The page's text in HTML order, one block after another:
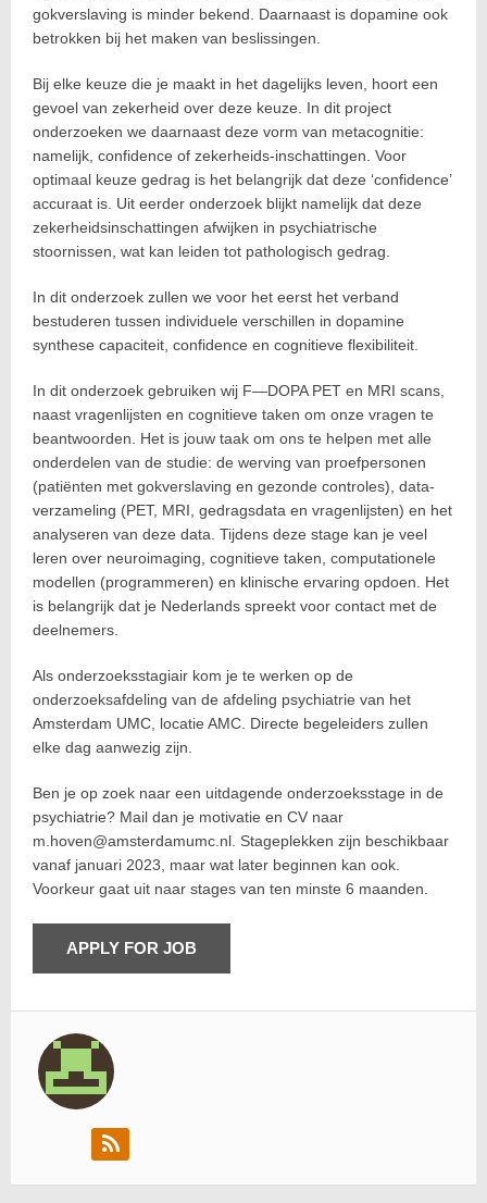
gokverslaving is minder bekend. Daarnaast is dopamine ook
betrokken bij het maken van beslissingen.
Bij elke keuze die je maakt in het dagelijks leven, hoort een
gevoel van zekerheid over deze keuze. In dit project
onderzoeken we daarnaast deze vorm van metacognitie:
namelijk, confidence of zekerheids-inschattingen. Voor
optimaal keuze gedrag is het belangrijk dat deze ‘confidence’
accuraat is. Uit eerder onderzoek blijkt namelijk dat deze
zekerheidsinschattingen afwijken in psychiatrische
stoornissen, wat kan leiden tot pathologisch gedrag.
In dit onderzoek zullen we voor het eerst het verband
bestuderen tussen individuele verschillen in dopamine
synthese capaciteit, confidence en cognitieve flexibiliteit.
In dit onderzoek gebruiken wij F—DOPA PET en MRI scans,
naast vragenlijsten en cognitieve taken om onze vragen te
beantwoorden. Het is jouw taak om ons te helpen met alle
onderdelen van de studie: de werving van proefpersonen
(patiënten met gokverslaving en gezonde controles), data-
verzameling (PET, MRI, gedragsdata en vragenlijsten) en het
analyseren van deze data. Tijdens deze stage kan je veel
leren over neuroimaging, cognitieve taken, computationele
modellen (programmeren) en klinische ervaring opdoen. Het
is belangrijk dat je Nederlands spreekt voor contact met de
deelnemers.
Als onderzoeksstagiair kom je te werken op de
onderzoeksafdeling van de afdeling psychiatrie van het
Amsterdam UMC, locatie AMC. Directe begeleiders zullen
elke dag aanwezig zijn.
Ben je op zoek naar een uitdagende onderzoeksstage in de
psychiatrie? Mail dan je motivatie en CV naar
m.hoven@amsterdamumc.nl. Stageplekken zijn beschikbaar
vanaf januari 2023, maar wat later beginnen kan ook.
Voorkeur gaat uit naar stages van ten minste 6 maanden.